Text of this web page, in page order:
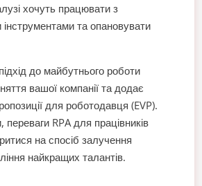
хочуть працювати з
та опановувати
до майбутнього роботи
вашої компанії та додає
для роботодавця (EVP).
RPA для працівників
на спосіб залучення
найкращих талантів.